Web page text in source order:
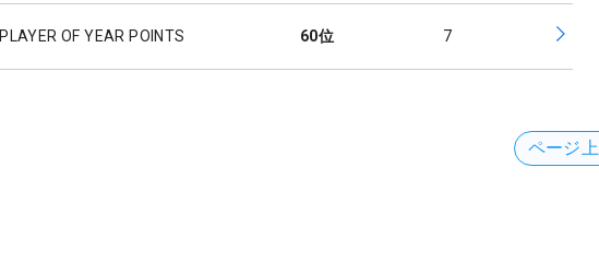
PLAYER OF YEAR POINTS 60位 7
ページ